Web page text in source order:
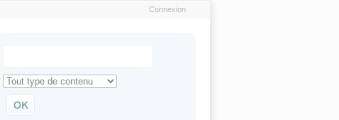
Connexion
Search for